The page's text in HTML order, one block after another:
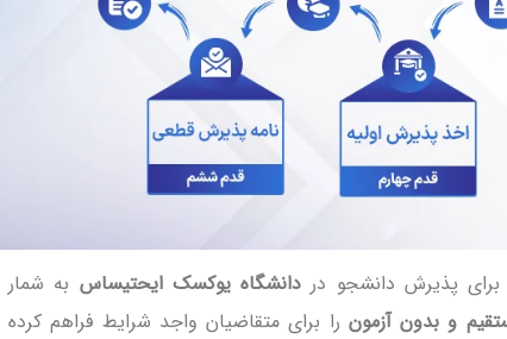
برای پذیرش دانشجو در دانشگاه یوکسک ایحتیساس به شمار
و بدون آزمون را برای متقاضیان واجد شرایط فراهم کرده